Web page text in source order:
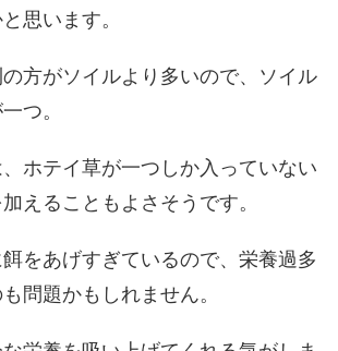
思います。
方がソイルより多いので、ソイル
つ。
ホテイ草が一つしか入っていない
えることもよさそうです。
をあげすぎているので、栄養過多
問題かもしれません。